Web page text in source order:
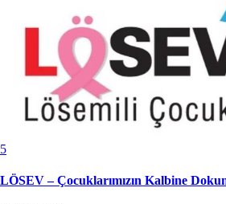
5
LÖSEV – Çocuklarımızın Kalbine